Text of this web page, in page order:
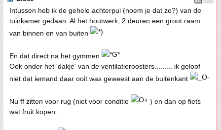
Intussen heb ik de gehele achterpui (noem je dat zo?) van de
tuinkamer gedaan. Al het houtwerk, 2 deuren een groot raam
van binnen en van buiten
En dat direct na het gymmen
Ook onder het 'dakje' van de ventilatieroosters......... ik geloof
niet dat iemand daar ooit was geweest aan de buitenkant
Nu ff zitten voor rug (niet voor conditie
) en dan op fiets
wat fruit kopen.